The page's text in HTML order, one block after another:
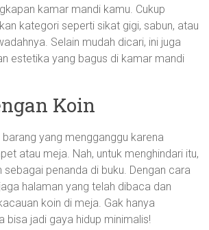
kamar mandi kamu. Cukup
kategori seperti sikat gigi, sabun, atau
Selain mudah dicari, ini juga
estetika yang bagus di kamar mandi
Koin
yang mengganggu karena
atau meja. Nah, untuk menghindari itu,
penanda di buku. Dengan cara
halaman yang telah dibaca dan
koin di meja. Gak hanya
bisa jadi gaya hidup minimalis!